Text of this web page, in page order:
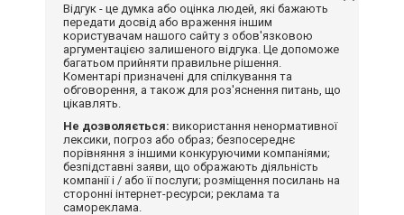
Відгук - це думка або оцінка людей, які бажають
передати досвід або враження іншим
користувачам нашого сайту з обов'язковою
аргументацією залишеного відгука. Це допоможе
багатьом прийняти правильне рішення.
Коментарі призначені для спілкування та
обговорення, а також для роз'яснення питань, що
цікавлять.
Не дозволяється: використання ненормативної
лексики, погроз або образ; безпосереднє
порівняння з іншими конкуруючими компаніями;
безпідставні заяви, що ображають діяльність
компанії і / або її послуги; розміщення посилань на
сторонні інтернет-ресурси; реклама та
самореклама.